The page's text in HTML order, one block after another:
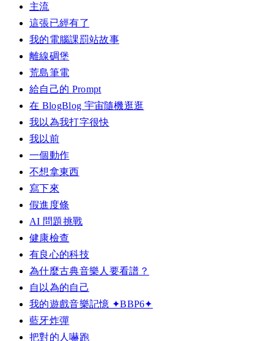
主流
這張已經有了
我的電腦課罰站故事
離線碉堡
荒島筆電
給自己的 Prompt
在 BlogBlog 宇宙隨機逛逛
我以為我打字很快
我以前
一個動作
不想拿東西
寫下來
假進度條
AI 問題挑戰
健康檢查
有良心的科技
為什麼古典音樂人要看譜？
自以為的自己
我的遊戲音樂記憶 ✦BBP6✦
藍牙炸彈
把對的人嚇跑